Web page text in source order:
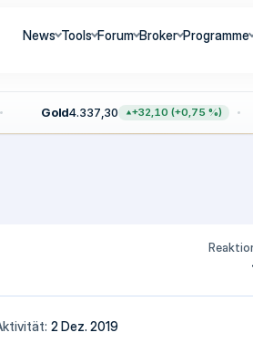
News Tools Forum Broker Programme
Gold4.337,30 +32,10 (+0,75 %)
2 Dez. 2019